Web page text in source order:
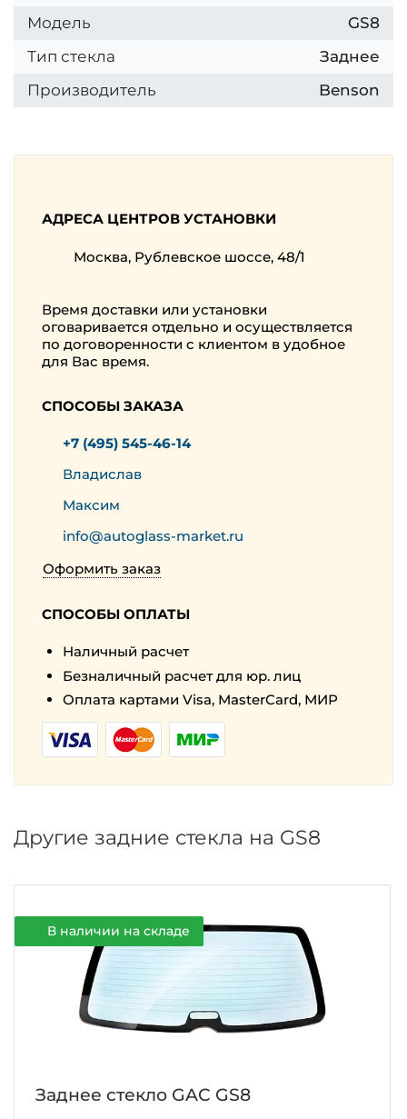
Модель
GS8
Тип стекла
Заднее
Производитель
Benson
АДРЕСА ЦЕНТРОВ УСТАНОВКИ
Москва, Рублевское шоссе, 48/1
Время доставки или установки
оговаривается отдельно и осуществляется
по договоренности с клиентом в удобное
для Вас время.
СПОСОБЫ ЗАКАЗА
+7 (495) 545-46-14
Владислав
Максим
info@autoglass-market.ru
Оформить заказ
СПОСОБЫ ОПЛАТЫ
Наличный расчет
Безналичный расчет для юр. лиц
Оплата картами Visa, MasterCard, МИР
Другие задние стекла на GS8
В наличии на складе
Заднее стекло GAC GS8